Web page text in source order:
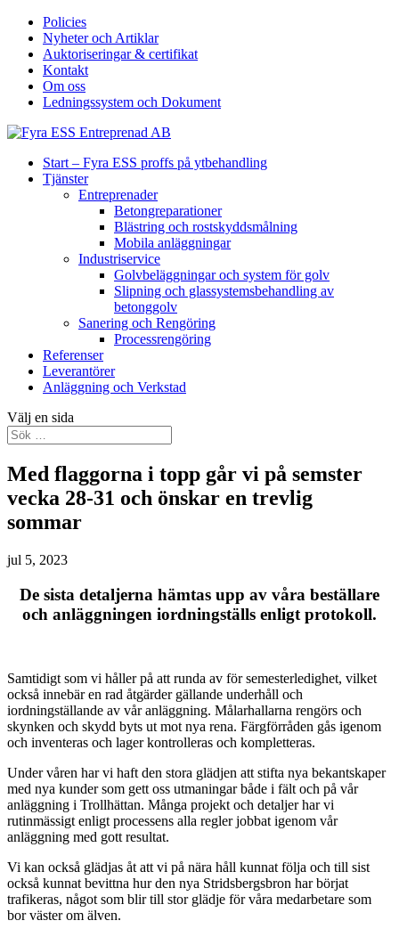
Policies
Nyheter och Artiklar
Auktoriseringar & certifikat
Kontakt
Om oss
Ledningssystem och Dokument
Start – Fyra ESS proffs på ytbehandling
Tjänster
Entreprenader
Betongreparationer
Blästring och rostskyddsmålning
Mobila anläggningar
Industriservice
Golvbeläggningar och system för golv
Slipning och glassystemsbehandling av
betonggolv
Sanering och Rengöring
Processrengöring
Referenser
Leverantörer
Anläggning och Verkstad
Välj en sida
Med flaggorna i topp går vi på semster
vecka 28-31 och önskar en trevlig
sommar
jul 5, 2023
De sista detaljerna hämtas upp av våra beställare
och anläggningen iordningställs enligt protokoll.
Samtidigt som vi håller på att runda av för semesterledighet, vilket
också innebär en rad åtgärder gällande underhåll och
iordningställande av vår anläggning. Målarhallarna rengörs och
skynken och skydd byts ut mot nya rena. Färgförråden gås igenom
och inventeras och lager kontrolleras och kompletteras.
Under våren har vi haft den stora glädjen att stifta nya bekantskaper
med nya kunder som gett oss utmaningar både i fält och på vår
anläggning i Trollhättan. Många projekt och detaljer har vi
rutinmässigt enligt processens alla regler jobbat igenom vår
anläggning med gott resultat.
Vi kan också glädjas åt att vi på nära håll kunnat följa och till sist
också kunnat bevittna hur den nya Stridsbergsbron har börjat
trafikeras, något som blir till stor glädje för våra medarbetare som
bor väster om älven.